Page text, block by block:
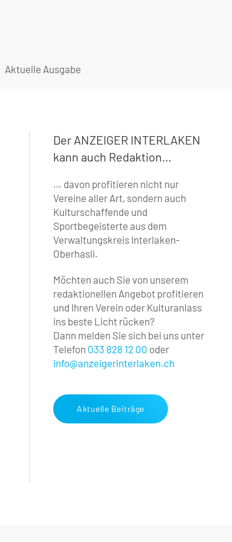
Aktuelle Ausgabe
Der ANZEIGER INTERLAKEN
kann auch Redaktion…
… davon profitieren nicht nur
Vereine aller Art, ­sondern auch
Kulturschaffende und
Sportbegeisterte aus dem
Verwaltungskreis Interlaken-
Oberhasli.
Möchten auch Sie von unserem
redaktionellen Angebot profitieren
und Ihren Verein oder Kulturanlass
ins beste Licht rücken?
Dann melden Sie sich bei uns unter
Telefon 033 828 12 00 oder
info@anzeigerinterlaken.ch
Aktuelle Beiträge